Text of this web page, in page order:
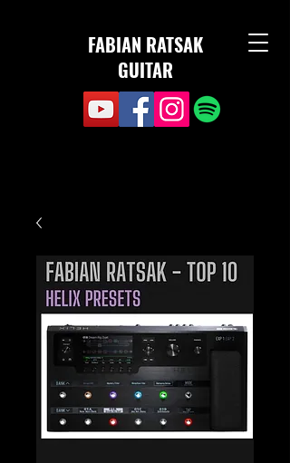
FABIAN RATSAK
GUITAR